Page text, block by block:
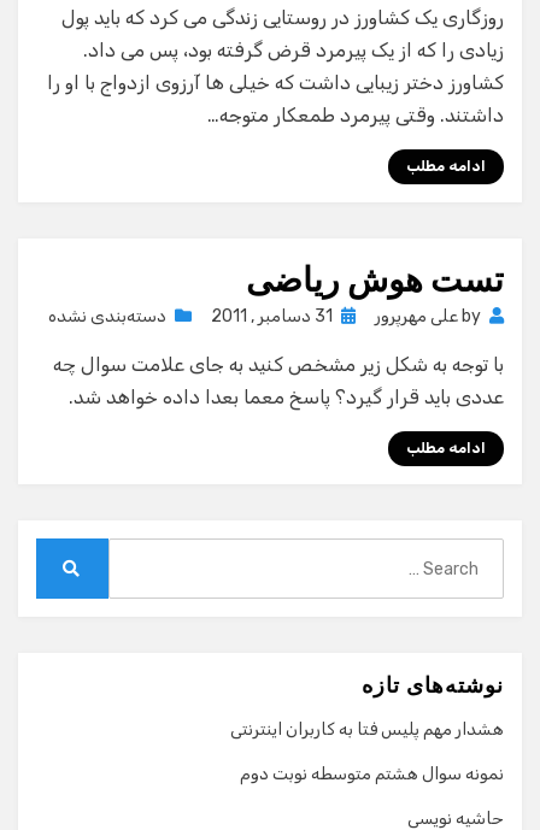
روزگاری یک کشاورز در روستایی زندگی می کرد که باید پول
زیادی را که از یک پیرمرد قرض گرفته بود، پس می داد.
کشاورز دختر زیبایی داشت که خیلی ها آرزوی ازدواج با او را
داشتند. وقتی پیرمرد طمعکار متوجه…
ادامه مطلب
تست هوش ریاضی
by علی مهرپرور
Posted
31 دسامبر , 2011 دسته‌بندی نشده
با توجه به شکل زیر مشخص کنید به جای علامت سوال چه
عددی باید قرار گیرد؟ پاسخ معما بعدا داده خواهد شد.
ادامه مطلب
نوشته‌های تازه
هشدار مهم پلیس فتا به کاربران اینترنتی
نمونه سوال هشتم متوسطه نوبت دوم
حاشیه نویسی